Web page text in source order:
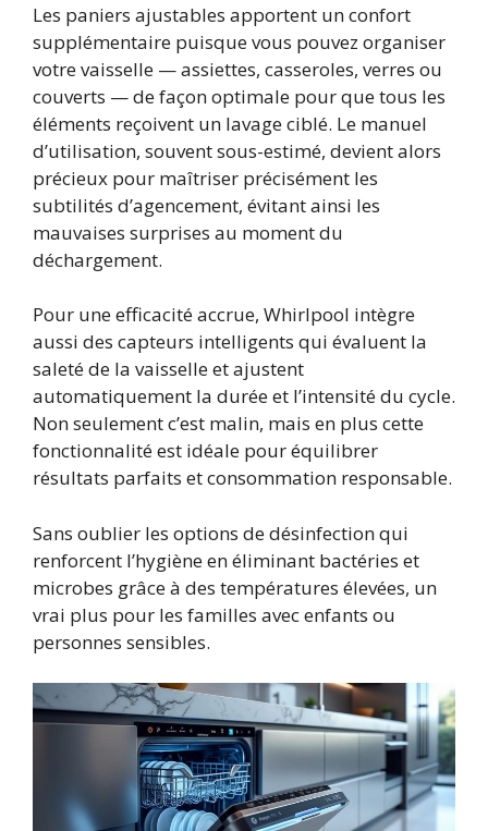
Les paniers ajustables apportent un confort
supplémentaire puisque vous pouvez organiser
votre vaisselle — assiettes, casseroles, verres ou
couverts — de façon optimale pour que tous les
éléments reçoivent un lavage ciblé. Le manuel
d’utilisation, souvent sous-estimé, devient alors
précieux pour maîtriser précisément les
subtilités d’agencement, évitant ainsi les
mauvaises surprises au moment du
déchargement.
Pour une efficacité accrue, Whirlpool intègre
aussi des capteurs intelligents qui évaluent la
saleté de la vaisselle et ajustent
automatiquement la durée et l’intensité du cycle.
Non seulement c’est malin, mais en plus cette
fonctionnalité est idéale pour équilibrer
résultats parfaits et consommation responsable.
Sans oublier les options de désinfection qui
renforcent l’hygiène en éliminant bactéries et
microbes grâce à des températures élevées, un
vrai plus pour les familles avec enfants ou
personnes sensibles.